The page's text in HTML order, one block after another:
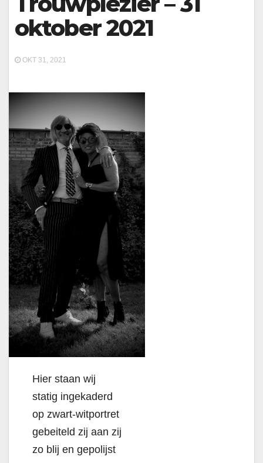
oktober 2021
OKT 31, 2021
Hier staan wij
statig ingekaderd
op zwart-witportret
gebeiteld zij aan zij
zo blij en gepolijst